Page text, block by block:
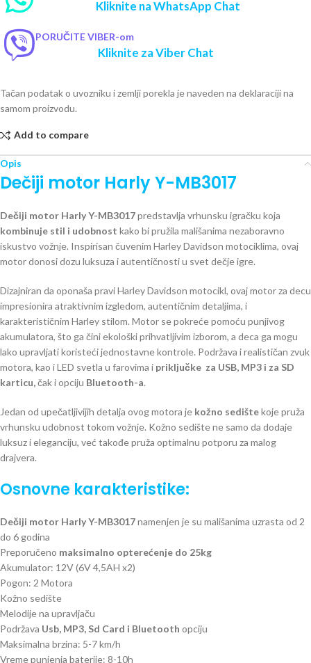
Kliknite na WhatsApp Chat
PORUČITE VIBER-om
Kliknite za Viber Chat
Tačan podatak o uvozniku i zemlji porekla je naveden na deklaraciji na
samom proizvodu.
Add to compare
Opis
Dečiji motor Harly Y-MB3017
Dečiji motor Harly Y-MB3017predstavlja vrhunsku igračku koja
kombinuje stil i udobnost kako bi pružila mališanima nezaboravno
iskustvo vožnje. Inspirisan čuvenim Harley Davidson motociklima, ovaj
motor donosi dozu luksuza i autentičnosti u svet dečje igre.
Dizajniran da oponaša pravi Harley Davidson motocikl, ovaj motor za decu
impresionira atraktivnim izgledom, autentičnim detaljima, i
karakterističnim Harley stilom. Motor se pokreće pomoću punjivog
akumulatora, što ga čini ekološki prihvatljivim izborom, a deca ga mogu
lako upravljati koristeći jednostavne kontrole. Podržava i realističan zvuk
motora, kao i LED svetla u farovima i priključke za USB, MP3 i za SD
karticu,čak i opciju Bluetooth-a.
Jedan od upečatljivijih detalja ovog motora je kožno sedištekoje pruža
vrhunsku udobnost tokom vožnje. Kožno sedište ne samo da dodaje
luksuz i eleganciju, već takođe pruža optimalnu potporu za malog
drajvera.
Osnovne karakteristike:
Dečiji motor Harly Y-MB3017namenjen je su mališanima uzrasta od 2
do 6 godina
Preporučeno maksimalno opterećenje do 25kg
Akumulator: 12V (6V 4,5AH x2)
Pogon: 2 Motora
Kožno sedište
Melodije na upravljaču
Podržava Usb, MP3, Sd Card i Bluetooth opciju
Maksimalna brzina: 5-7 km/h
Vreme punjenja baterije: 8-10h